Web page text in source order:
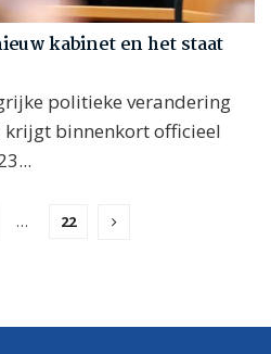
kabinet en het staat
politieke verandering
binnenkort officieel
… 22